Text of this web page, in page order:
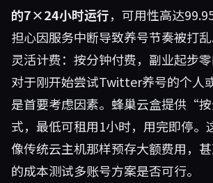
的7×24小时运行，可用性高达
担心因服务中断导致养号节奏被打乱
灵活计费：按分钟付费，副业起步
对于刚开始尝试Twitter养号的个人
是首要考虑因素。蜂巢云盒提供“
式，最低可租用1小时，用完即停。
像传统云主机那样预存大额费用，
的成本测试多账号方案是否可行。